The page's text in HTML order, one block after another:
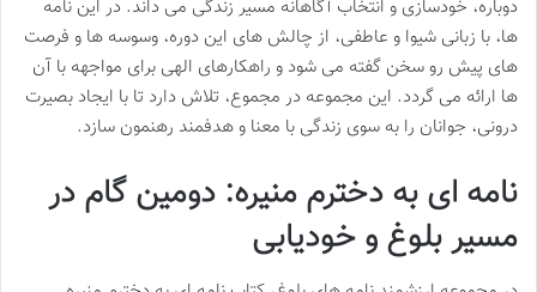
دوباره، خودسازی و انتخاب آگاهانه مسیر زندگی می داند. در این نامه
ها، با زبانی شیوا و عاطفی، از چالش های این دوره، وسوسه ها و فرصت
های پیش رو سخن گفته می شود و راهکارهای الهی برای مواجهه با آن
ها ارائه می گردد. این مجموعه در مجموع، تلاش دارد تا با ایجاد بصیرت
درونی، جوانان را به سوی زندگی با معنا و هدفمند رهنمون سازد.
نامه ای به دخترم منیره: دومین گام در
مسیر بلوغ و خودیابی